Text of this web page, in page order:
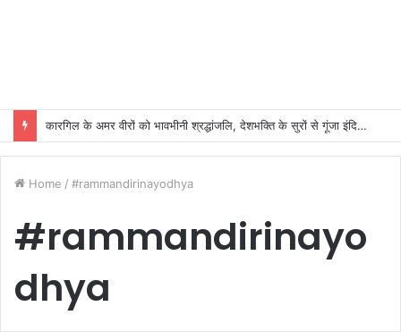
कारगिल के अमर वीरों को भावभीनी श्रद्धांजलि, देशभक्ति के सुरों से गूंजा इंदिरा गांधी कला केंद्र
Home / #rammandirinayodhya
#rammandirinayo
dhya